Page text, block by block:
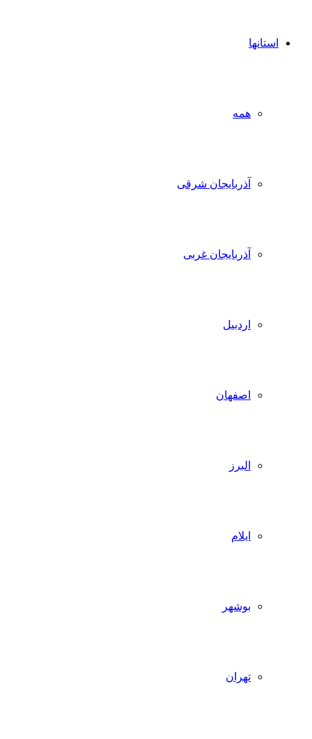
استانها
همه
آذربایجان شرقی
آذربایجان غربی
اردبیل
اصفهان
البرز
ایلام
بوشهر
تهران